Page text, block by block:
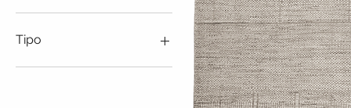
Tipo
Area Rug